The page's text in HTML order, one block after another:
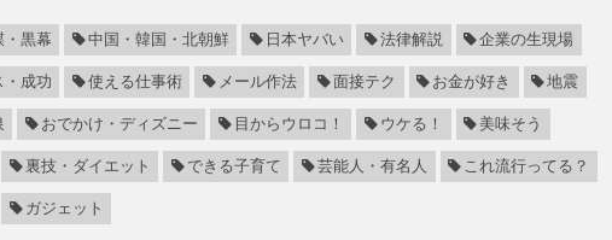
・黒幕 中国・韓国・北朝鮮 日本ヤバい 法律解説 企業の生現場
・成功 使える仕事術 メール作法 面接テク お金が好き 地震
おでかけ・ディズニー 目からウロコ！ ウケる！ 美味そう
裏技・ダイエット できる子育て 芸能人・有名人 これ流行ってる？
ガジェット